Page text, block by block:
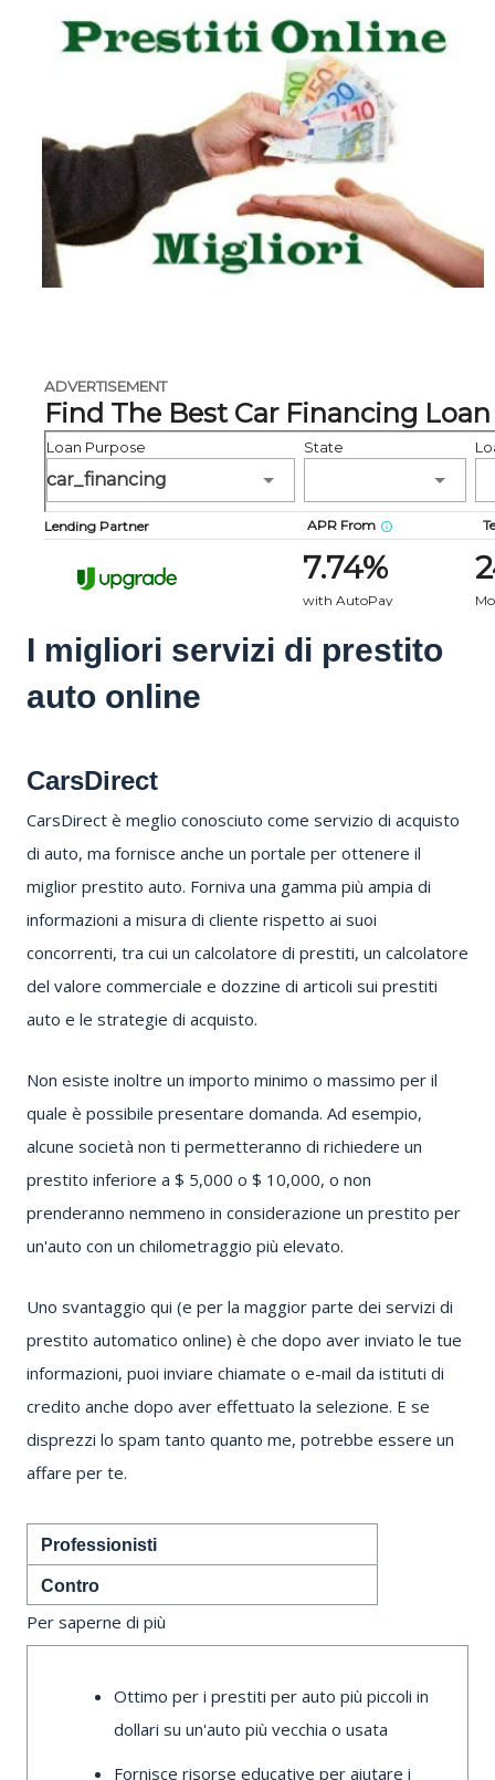
I migliori servizi di prestito
auto online
CarsDirect
CarsDirect è meglio conosciuto come servizio di acquisto
di auto, ma fornisce anche un portale per ottenere il
miglior prestito auto. Forniva una gamma più ampia di
informazioni a misura di cliente rispetto ai suoi
concorrenti, tra cui un calcolatore di prestiti, un calcolatore
del valore commerciale e dozzine di articoli sui prestiti
auto e le strategie di acquisto.
Non esiste inoltre un importo minimo o massimo per il
quale è possibile presentare domanda. Ad esempio,
alcune società non ti permetteranno di richiedere un
prestito inferiore a $ 5,000 o $ 10,000, o non
prenderanno nemmeno in considerazione un prestito per
un'auto con un chilometraggio più elevato.
Uno svantaggio qui (e per la maggior parte dei servizi di
prestito automatico online) è che dopo aver inviato le tue
informazioni, puoi inviare chiamate o e-mail da istituti di
credito anche dopo aver effettuato la selezione. E se
disprezzi lo spam tanto quanto me, potrebbe essere un
affare per te.
Professionisti
Contro
Per saperne di più
Ottimo per i prestiti per auto più piccoli in
dollari su un'auto più vecchia o usata
Fornisce risorse educative per aiutare i